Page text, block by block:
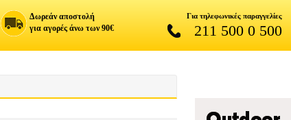
Δωρεάν αποστολή
για αγορές άνω των 90€
Για τηλεφωνικές παραγγελίες
211 500 0 500